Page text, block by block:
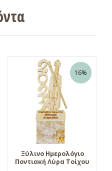
16%
Ξύλινο Ημερολόγιο
Ποντιακή Λύρα Τοίχου